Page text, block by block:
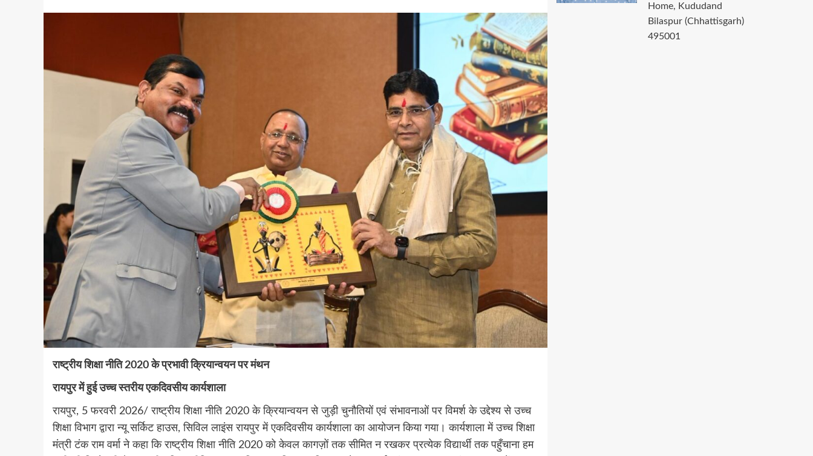
राष्ट्रीय शिक्षा नीति 2020 के प्रभावी क्रियान्वयन पर मंथन
रायपुर में हुई उच्च स्तरीय एकदिवसीय कार्यशाला
रायपुर, 5 फरवरी 2026/ राष्ट्रीय शिक्षा नीति 2020 के क्रियान्वयन से जुड़ी चुनौतियों एवं संभावनाओं पर विमर्श के उद्देश्य से उच्च
शिक्षा विभाग द्वारा न्यू सर्किट हाउस, सिविल लाइंस रायपुर में एकदिवसीय कार्यशाला का आयोजन किया गया। कार्यशाला में उच्च शिक्षा
मंत्री टंक राम वर्मा ने कहा कि राष्ट्रीय शिक्षा नीति 2020 को केवल कागज़ों तक सीमित न रखकर प्रत्येक विद्यार्थी तक पहुँचाना हम
Home, Kududand
Bilaspur (Chhattisgarh)
495001